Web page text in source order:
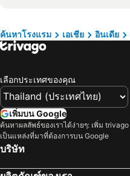
โรงแรม ประเทศไทย
โรงแรม ซาโมส
ค้นหาโรงแรม เอเชีย อินเดีย
เลือกประเทศของคุณ
เพิ่มบน Google
ค้นหาผลลัพธ์ของเราได้ง่ายๆ: เพิ่ม trivago
เป็นแหล่งที่มาที่ต้องการบน Google
บริษัท